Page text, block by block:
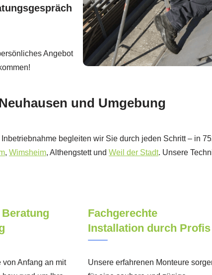
Angebot
und Umgebung
begleiten wir Sie durch jeden Schritt – in
, Wimsheim, Althengstett und Weil der Stadt. Unsere
Anfang an mit
Fachgerechte
Installation durch Profis
Unsere erfahrenen Monteure